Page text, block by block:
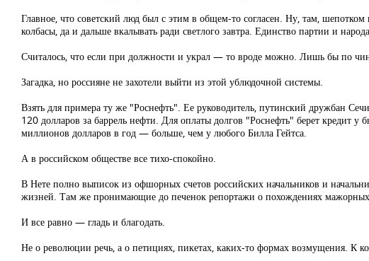
Главное, что советский люд был с этим в общем-то согласен. Ну, там,
колбасы, да и дальше вкалывать ради светлого завтра. Единство партии и
Считалось, что если при должности и украл — то вроде можно. Лишь бы по
Загадка, но россияне не захотели выйти из этой ублюдочной системы.
Взять для примера ту же "Роснефть". Ее руководитель, путинский дружбан
120 долларов за баррель нефти. Для оплаты долгов "Роснефть" берет кредит
миллионов долларов в год — больше, чем у любого Билла Гейтса.
А в российском обществе все тихо-спокойно.
В Нете полно выписок из офшорных счетов российских начальников и
жизней. Там же пронимающие до печенок репортажи о похождениях
И все равно — гладь и благодать.
Не о революции речь, а о петициях, пикетах, каких-то формах возмущения. К